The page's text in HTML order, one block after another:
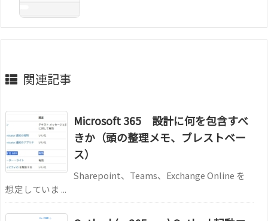
関連記事
Microsoft 365 設計に何を包含すべ
きか（頭の整理メモ、ブレストベー
ス）
Sharepoint、Teams、Exchange Online を
想定していま ...